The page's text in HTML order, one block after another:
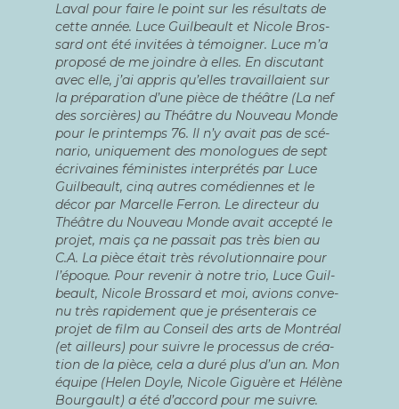
Laval pour faire le point sur les résul­tats de
cette année. Luce Guil­beault et Nicole Bros­
sard ont été invi­tées à témoi­gner. Luce m’a
pro­po­sé de me joindre à elles. En dis­cu­tant
avec elle, j’ai appris qu’elles tra­vaillaient sur
la pré­pa­ra­tion d’une pièce de théâtre (La nef
des sor­cières) au Théâtre du Nou­veau Monde
pour le prin­temps 76. Il n’y avait pas de scé­
na­rio, uni­que­ment des mono­logues de sept
écri­vaines fémi­nistes inter­pré­tés par Luce
Guil­beault, cinq autres comé­diennes et le
décor par Mar­celle Fer­ron. Le direc­teur du
Théâtre du Nou­veau Monde avait accep­té le
pro­jet, mais ça ne pas­sait pas très bien au
C.A. La pièce était très révo­lu­tion­naire pour
l’époque. Pour reve­nir à notre trio, Luce Guil­
beault, Nicole Bros­sard et moi, avions conve­
nu très rapi­de­ment que je pré­sen­te­rais ce
pro­jet de film au Conseil des arts de Mont­réal
(et ailleurs) pour suivre le pro­ces­sus de créa­
tion de la pièce, cela a duré plus d’un an. Mon
équipe (Helen Doyle, Nicole Giguère et Hélène
Bour­gault) a été d’accord pour me suivre.